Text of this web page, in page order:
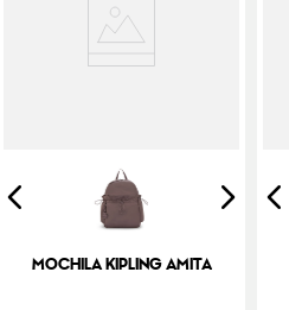
MOCHILA KIPLING AMITA